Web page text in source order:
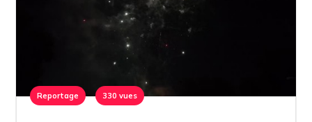
Reportage 330 vues